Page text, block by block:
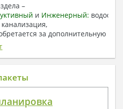
–
и Инженерный:
за дополнительную
проекту
планы с